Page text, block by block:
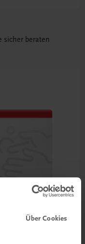
Über Cookies
sicher beraten